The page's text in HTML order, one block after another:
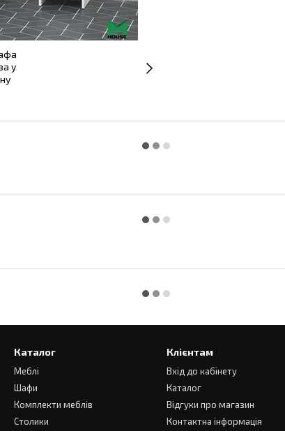
Каталог
Меблі
Шафи
Комплекти меблів
Столики
Клієнтам
Вхід до кабінету
Каталог
Відгуки про магазин
Контактна інформація